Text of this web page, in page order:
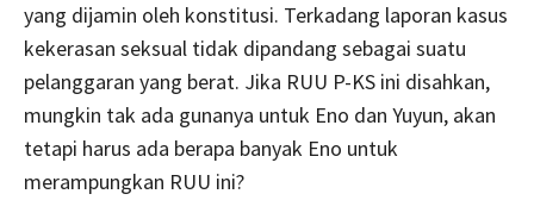
yang dijamin oleh konstitusi. Terkadang laporan kasus
kekerasan seksual tidak dipandang sebagai suatu
pelanggaran yang berat. Jika RUU P-KS ini disahkan,
mungkin tak ada gunanya untuk Eno dan Yuyun, akan
tetapi harus ada berapa banyak Eno untuk
merampungkan RUU ini?